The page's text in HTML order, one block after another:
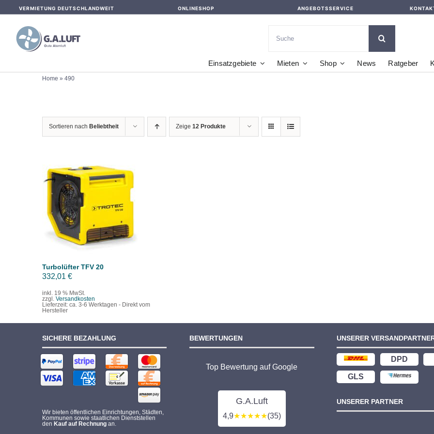
content
VERMIETUNG DEUTSCHLANDWEIT ONLINESHOP ANGEBOTSSERVICE
nach:
Einsatzgebiete Mieten Shop News Ratgeber
Home » 490
Sortieren nach Beliebtheit Zeige 12 Produkte
IN DEN WARENKORB
/
DETAILS
Turbolüfter TFV 20
332,01 €
inkl. 19 % MwSt.
zzgl. Versandkosten
Lieferzeit: ca. 3-6 Werktagen - Direkt vom
Hersteller
SICHERE BEZAHLUNG
Wir bieten öffentlichen Einrichtungen, Städten,
Kommunen sowie staatlichen Dienststellen
den Kauf auf Rechnungan.
BEWERTUNGEN
Top Bewertung auf Google
G.A.Luft
4,9★★★★★(35)
UNSERER
DPD
GLS
UNSERER PARTNER